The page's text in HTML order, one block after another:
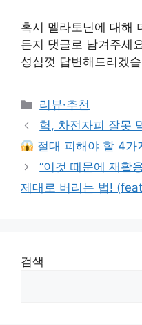
혹시 멜라토닌에 대해
든지 댓글로 남겨주세
성심껏 답변해드리겠
Categories
리뷰·추천
헉, 차전자피 잘못
절대 피해야 할 4가
“이것 때문에 재활
제대로 버리는 법!
검색